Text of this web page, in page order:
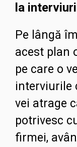
la
Pe lângă
acest plan
pe care o
interviurile
vei atrage
potrivesc
firmei,